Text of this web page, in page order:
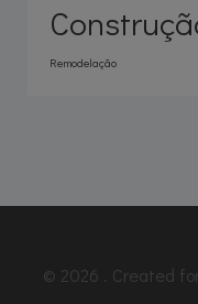
Remodelação
© 2026 . Created